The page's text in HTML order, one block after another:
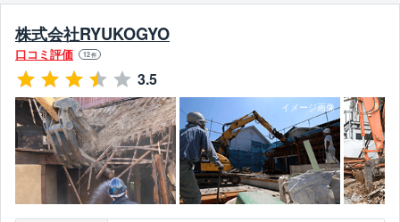
株式会社RYUKOGYO
口コミ評価 12件
3.5